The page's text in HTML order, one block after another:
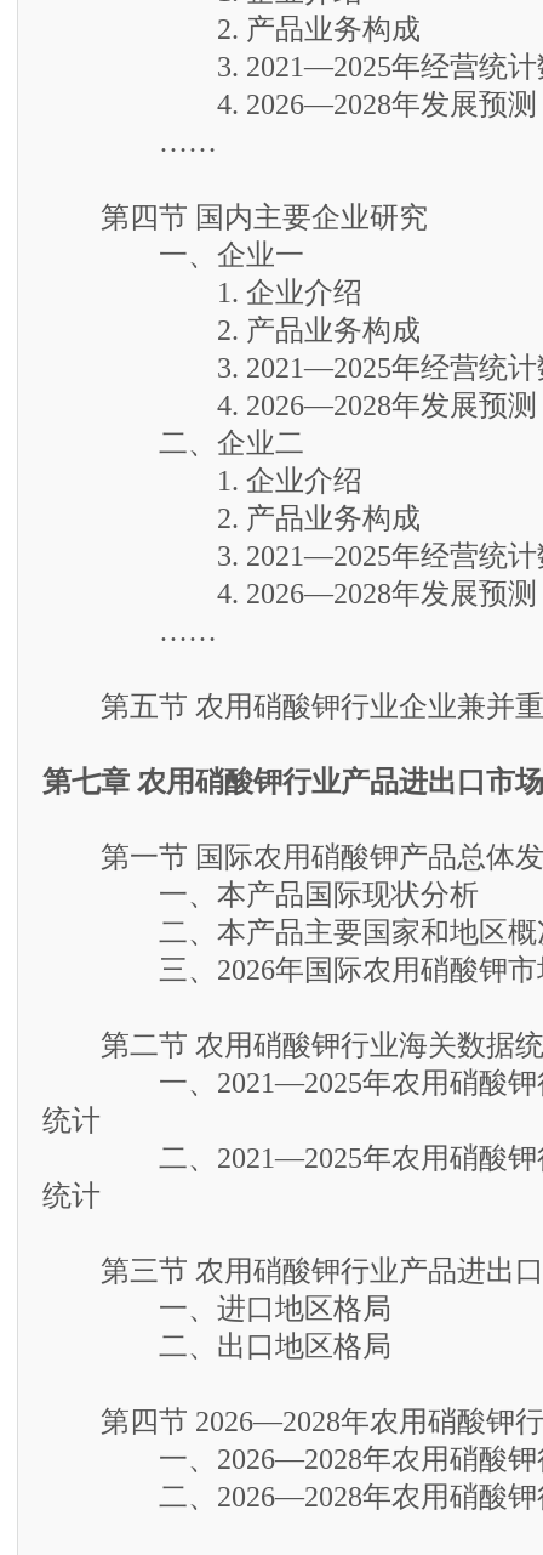
2. 产品业务构成
3. 2021—2025年经营统计
4. 2026—2028年发展预测
……
第四节 国内主要企业研究
一、企业一
1. 企业介绍
2. 产品业务构成
3. 2021—2025年经营统计
4. 2026—2028年发展预测
二、企业二
1. 企业介绍
2. 产品业务构成
3. 2021—2025年经营统计
4. 2026—2028年发展预测
……
第五节 农用硝酸钾行业企业兼并重
第七章 农用硝酸钾行业产品进出口市
第一节 国际农用硝酸钾产品总体
一、本产品国际现状分析
二、本产品主要国家和地区概
三、2026年国际农用硝酸钾市
第二节 农用硝酸钾行业海关数据
一、2021—2025年农用硝酸钾行
统计
二、2021—2025年农用硝酸钾行
统计
第三节 农用硝酸钾行业产品进出口
一、进口地区格局
二、出口地区格局
第四节 2026—2028年农用硝酸钾行
一、2026—2028年农用硝酸钾行
二、2026—2028年农用硝酸钾行